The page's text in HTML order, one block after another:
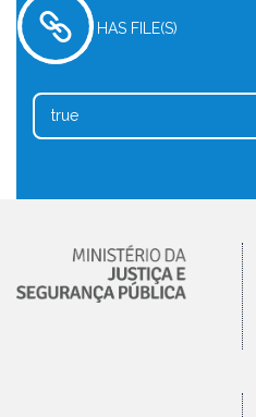
HAS FILE(S)
true